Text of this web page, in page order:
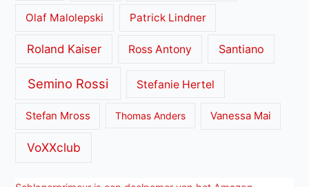
Olaf Malolepski Patrick Lindner
Roland Kaiser Ross Antony Santiano
Semino Rossi Stefanie Hertel
Stefan Mross Thomas Anders Vanessa Mai
VoXXclub